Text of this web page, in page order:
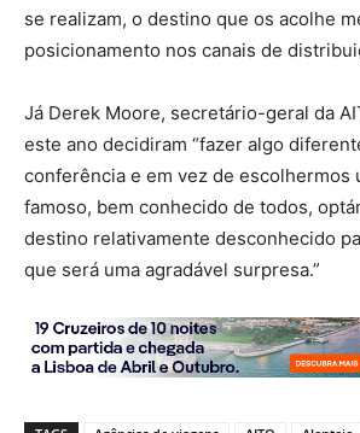
se realizam, o destino que os acolhe
posicionamento nos canais de
Já Derek Moore, secretário-geral da
este ano decidiram “fazer algo
conferência e em vez de escolhermos
famoso, bem conhecido de todos,
destino relativamente desconhecido
que será uma agradável surpresa.”